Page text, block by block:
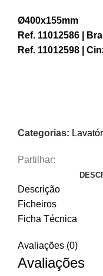
Ø400x155mm
Ref. 11012586 |
Ref. 11012598 |
Categorias:
Partilhar:
Descrição
Ficheiros
Ficha Técnica
Avaliações (0)
Avaliações